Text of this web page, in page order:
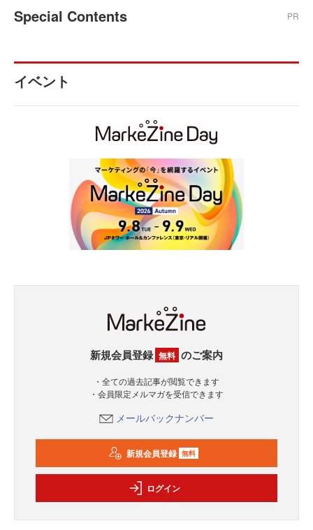
Special Contents PR
イベント
新規会員登録 無料 のご案内
・全ての過去記事が閲覧できます
・会員限定メルマガを受信できます
メールバックナンバー
新規会員登録 無料
ログイン